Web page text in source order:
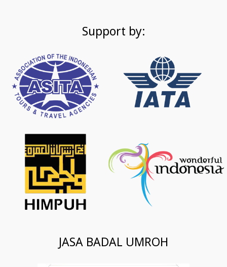
Support by:
JASA BADAL UMROH